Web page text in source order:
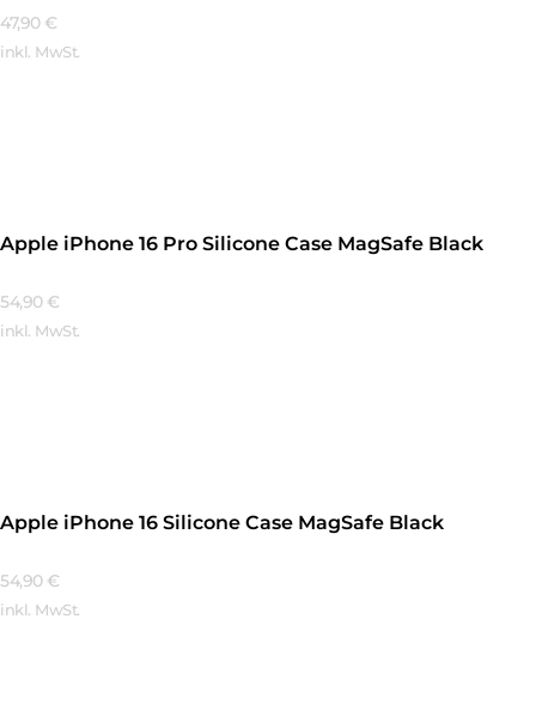
47,90 €
inkl. MwSt.
Apple iPhone 16 Pro Silicone Case MagSafe Black
54,90 €
inkl. MwSt.
Apple iPhone 16 Silicone Case MagSafe Black
54,90 €
inkl. MwSt.